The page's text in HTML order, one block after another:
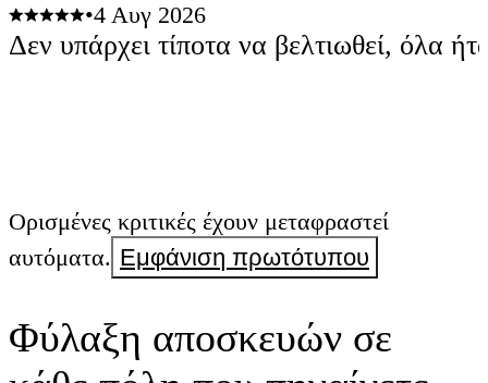
•4 Αυγ 2026
Δεν υπάρχει τίποτα να βελτιωθεί, όλα
Ορισμένες κριτικές έχουν μεταφραστεί
αυτόματα. Εμφάνιση πρωτότυπου
Φύλαξη αποσκευών σε